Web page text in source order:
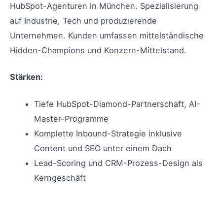
HubSpot-Agenturen in München. Spezialisierung
auf Industrie, Tech und produzierende
Unternehmen. Kunden umfassen mittelständische
Hidden-Champions und Konzern-Mittelstand.
Stärken:
Tiefe HubSpot-Diamond-Partnerschaft, AI-
Master-Programme
Komplette Inbound-Strategie inklusive
Content und SEO unter einem Dach
Lead-Scoring und CRM-Prozess-Design als
Kerngeschäft